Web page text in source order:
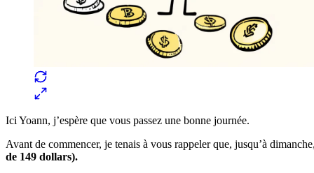
Ici Yoann, j’espère que vous passez une bonne journée.
Avant de commencer, je tenais à vous rappeler que, jusqu’à
de 149 dollars).